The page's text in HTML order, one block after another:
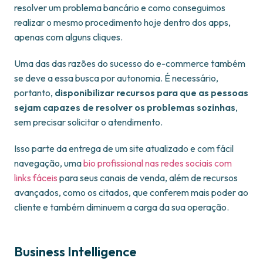
resolver um problema bancário e como conseguimos
realizar o mesmo procedimento hoje dentro dos apps,
apenas com alguns cliques.
Uma das das razões do sucesso do e-commerce também
se deve a essa busca por autonomia. É necessário,
portanto, disponibilizar recursos para que as pessoas
sejam capazes de resolver os problemas sozinhas,
sem precisar solicitar o atendimento.
Isso parte da entrega de um site atualizado e com fácil
navegação, umabio profissional nas redes sociais com
links fáceis para seus canais de venda, além de recursos
avançados, como os citados, que conferem mais poder ao
cliente e também diminuem a carga da sua operação.
Business Intelligence